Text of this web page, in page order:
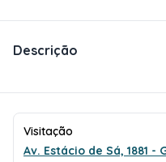
Descrição
Visitação
Av. Estácio de Sá, 1881